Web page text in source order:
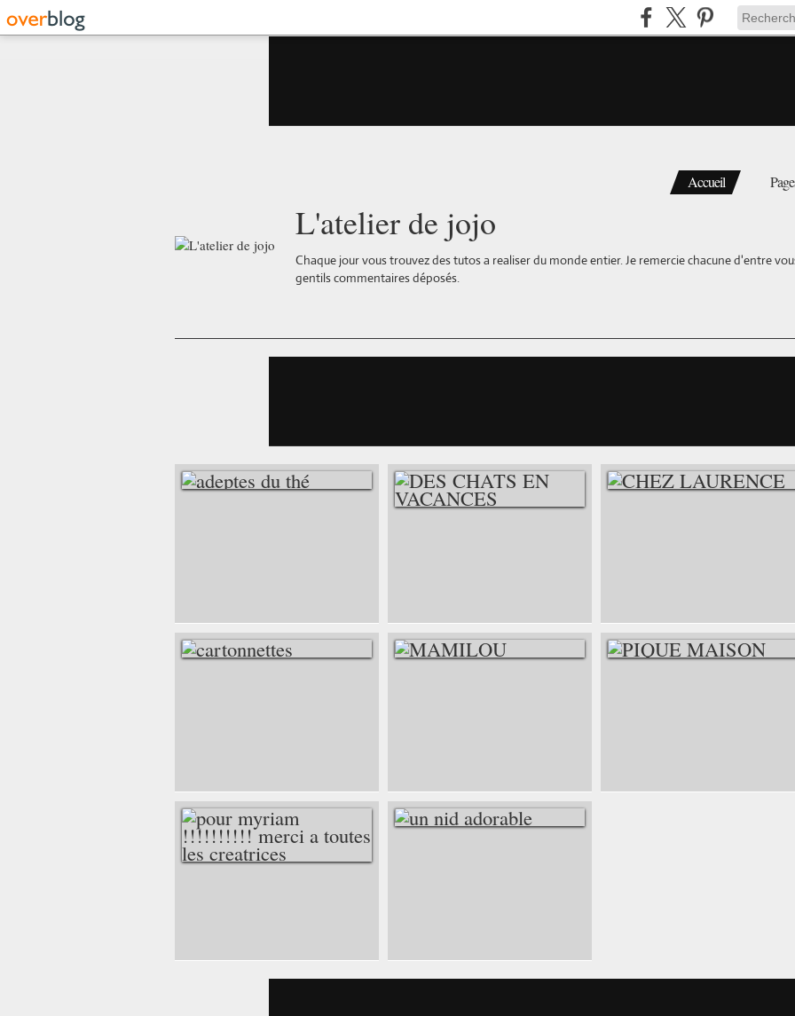
Accueil
L'atelier de jojo
Chaque jour vous trouvez des tutos a realiser du monde entier. Je remercie chacune d'entre
gentils commentaires déposés.
TOUTES LES